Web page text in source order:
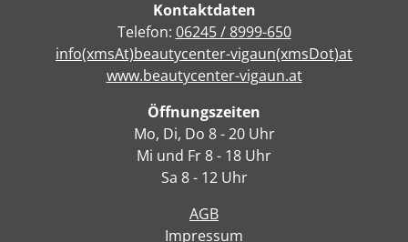
Kontaktdaten
Telefon: 06245 / 8999-650
info(xmsAt)beautycenter-vigaun(xmsDot)at
www.beautycenter-vigaun.at
Öffnungszeiten
Mo, Di, Do 8 - 20 Uhr
Mi und Fr 8 - 18 Uhr
Sa 8 - 12 Uhr
AGB
Impressum